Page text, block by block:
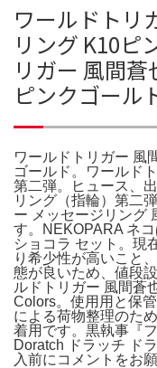
ワールドトリ
リング K10ピ
リガー 風間
ピンクゴール
ワールドトリガー 風
ゴールド。ワールド
第二弾。ヒュース、
リング（指輪）第二
ー メッセージリング
す。NEKOPARA ネ
ショコラ セット。現
り希少性が高いこと
態が良いため、値段
ルドトリガー 風間蒼
Colors。使用用と保
による荷物整理のた
着用です。黒執事『
Doratch ドラッチ ド
入前にコメントをお